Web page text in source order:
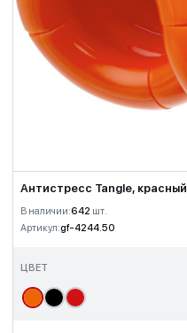
Антистресс Tangle, красный
В наличии:642 шт.
Артикул:gf-4244.50
ЦВЕТ